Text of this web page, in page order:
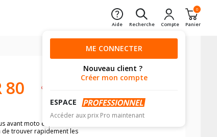
Aide Recherche Compte
0
Panier
ME CONNECTER
Nouveau client ?
Créer mon compte
ESPACE
Accéder aux prix Pro maintenant
80
avant moto et pneus arrière
de trouver rapidement les